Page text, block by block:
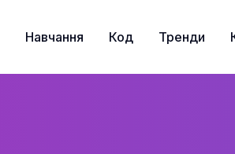
Навчання Код Тренди